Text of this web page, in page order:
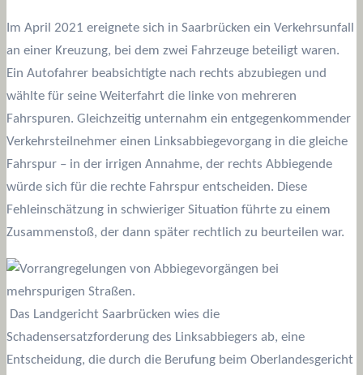
Im April 2021 ereignete sich in Saarbrücken ein Verkehrsunfall
an einer Kreuzung, bei dem zwei Fahrzeuge beteiligt waren.
Ein Autofahrer beabsichtigte nach rechts abzubiegen und
wählte für seine Weiterfahrt die linke von mehreren
Fahrspuren. Gleichzeitig unternahm ein entgegenkommender
Verkehrsteilnehmer einen Linksabbiegevorgang in die gleiche
Fahrspur – in der irrigen Annahme, der rechts Abbiegende
würde sich für die rechte Fahrspur entscheiden. Diese
Fehleinschätzung in schwieriger Situation führte zu einem
Zusammenstoß, der dann später rechtlich zu beurteilen war.
Das Landgericht Saarbrücken wies die
Schadensersatzforderung des Linksabbiegers ab, eine
Entscheidung, die durch die Berufung beim Oberlandesgericht